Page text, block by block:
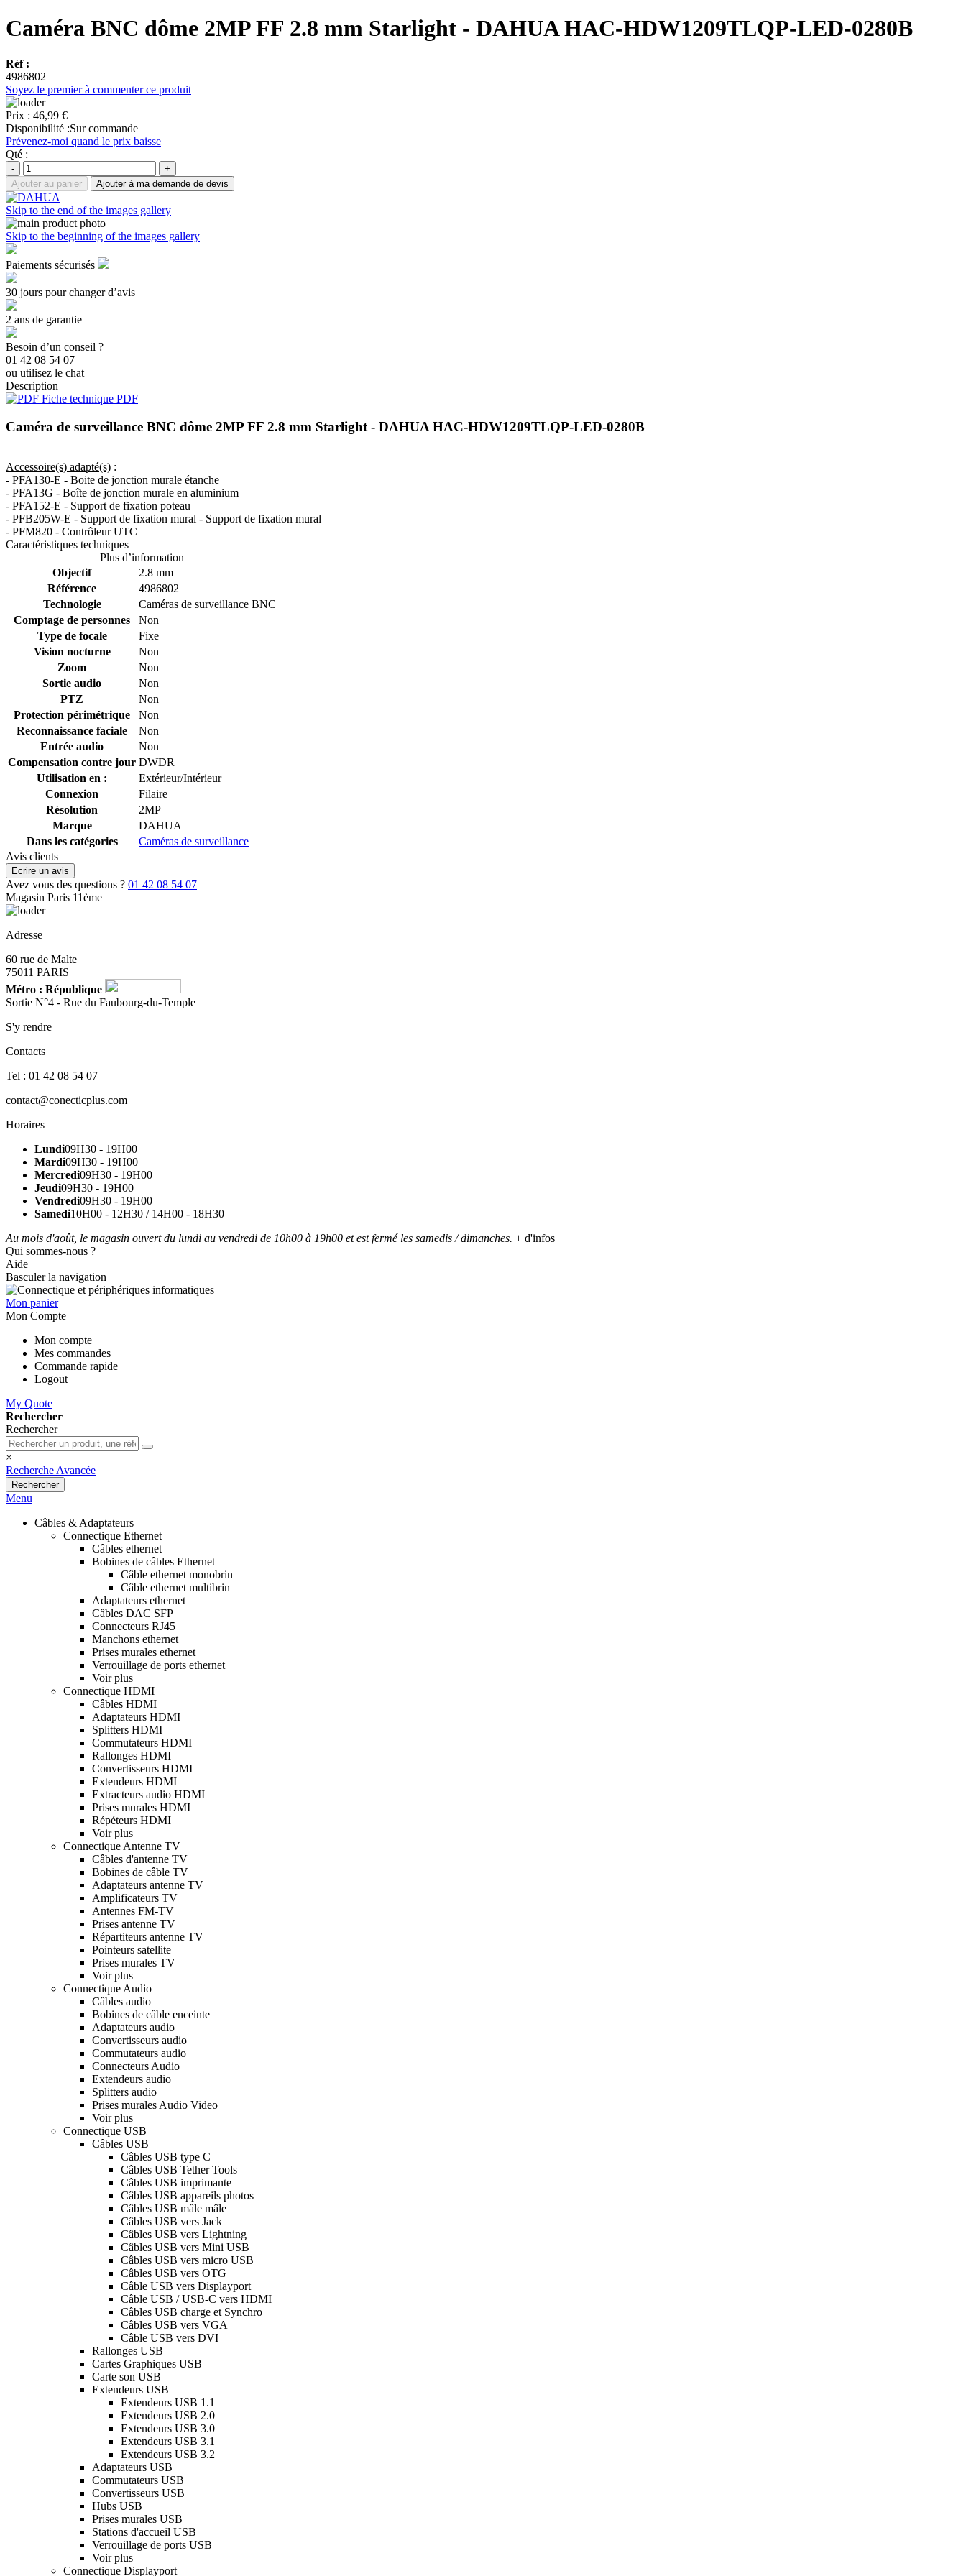
Caméra BNC dôme 2MP FF 2.8 mm Starlight - DAHUA HAC-HDW1209TLQP-LED-0280B
Réf :
4986802
Soyez le premier à commenter ce produit
Prix : 46,99 €
Disponibilité :Sur commande
Prévenez-moi quand le prix baisse
Qté :
-
+
Ajouter au panier
Ajouter à ma demande de devis
Skip to the end of the images gallery
Skip to the beginning of the images gallery
Paiements sécurisés
30 jours pour changer d’avis
2 ans de garantie
Besoin d’un conseil ?
01 42 08 54 07
ou utilisez le chat
Description
Fiche technique PDF
Caméra de surveillance BNC dôme 2MP FF 2.8 mm Starlight - DAHUA HAC-HDW1209TLQP-LED-0280B
Accessoire(s) adapté(s) :
- PFA130-E - Boite de jonction murale étanche
- PFA13G - Boîte de jonction murale en aluminium
- PFA152-E - Support de fixation poteau
- PFB205W-E - Support de fixation mural - Support de fixation mural
- PFM820 - Contrôleur UTC
Caractéristiques techniques
Plus d’information
Objectif
2.8 mm
Référence
4986802
Technologie
Caméras de surveillance BNC
Comptage de personnes
Non
Type de focale
Fixe
Vision nocturne
Non
Zoom
Non
Sortie audio
Non
PTZ
Non
Protection périmétrique
Non
Reconnaissance faciale
Non
Entrée audio
Non
Compensation contre jour DWDR
Utilisation en :
Extérieur/Intérieur
Connexion
Filaire
Résolution
2MP
Marque
DAHUA
Dans les catégories
Caméras de surveillance
Avis clients
Ecrire un avis
Avez vous des questions ? 01 42 08 54 07
Magasin Paris 11ème
Adresse
60 rue de Malte
75011 PARIS
Métro : République
Sortie N°4 - Rue du Faubourg-du-Temple
S'y rendre
Contacts
Tel : 01 42 08 54 07
contact@conecticplus.com
Horaires
Lundi09H30 - 19H00
Mardi09H30 - 19H00
Mercredi09H30 - 19H00
Jeudi09H30 - 19H00
Vendredi09H30 - 19H00
Samedi10H00 - 12H30 / 14H00 - 18H30
Au mois d'août, le magasin ouvert du lundi au vendredi de 10h00 à 19h00 et est fermé les samedis / dimanches. + d'infos
Qui sommes-nous ?
Aide
Basculer la navigation
Mon panier
Mon Compte
Mon compte
Mes commandes
Commande rapide
Logout
My Quote
Rechercher
Rechercher
×
Recherche Avancée
Rechercher
Menu
Câbles & Adaptateurs
Connectique Ethernet
Câbles ethernet
Bobines de câbles Ethernet
Câble ethernet monobrin
Câble ethernet multibrin
Adaptateurs ethernet
Câbles DAC SFP
Connecteurs RJ45
Manchons ethernet
Prises murales ethernet
Verrouillage de ports ethernet
Voir plus
Connectique HDMI
Câbles HDMI
Adaptateurs HDMI
Splitters HDMI
Commutateurs HDMI
Rallonges HDMI
Convertisseurs HDMI
Extendeurs HDMI
Extracteurs audio HDMI
Prises murales HDMI
Répéteurs HDMI
Voir plus
Connectique Antenne TV
Câbles d'antenne TV
Bobines de câble TV
Adaptateurs antenne TV
Amplificateurs TV
Antennes FM-TV
Prises antenne TV
Répartiteurs antenne TV
Pointeurs satellite
Prises murales TV
Voir plus
Connectique Audio
Câbles audio
Bobines de câble enceinte
Adaptateurs audio
Convertisseurs audio
Commutateurs audio
Connecteurs Audio
Extendeurs audio
Splitters audio
Prises murales Audio Video
Voir plus
Connectique USB
Câbles USB
Câbles USB type C
Câbles USB Tether Tools
Câbles USB imprimante
Câbles USB appareils photos
Câbles USB mâle mâle
Câbles USB vers Jack
Câbles USB vers Lightning
Câbles USB vers Mini USB
Câbles USB vers micro USB
Câbles USB vers OTG
Câble USB vers Displayport
Câble USB / USB-C vers HDMI
Câbles USB charge et Synchro
Câbles USB vers VGA
Câble USB vers DVI
Rallonges USB
Cartes Graphiques USB
Carte son USB
Extendeurs USB
Extendeurs USB 1.1
Extendeurs USB 2.0
Extendeurs USB 3.0
Extendeurs USB 3.1
Extendeurs USB 3.2
Adaptateurs USB
Commutateurs USB
Convertisseurs USB
Hubs USB
Prises murales USB
Stations d'accueil USB
Verrouillage de ports USB
Voir plus
Connectique Displayport